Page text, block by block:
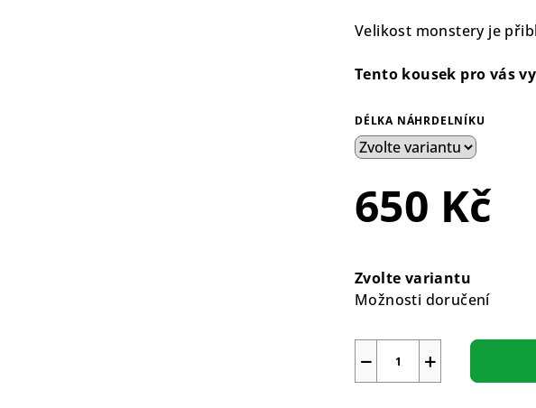
Velikost monstery je
Tento kousek pro vás
DÉLKA NÁHRDELNÍKU
650 Kč
cena:
Zvolte variantu
Možnosti doručení
+
−